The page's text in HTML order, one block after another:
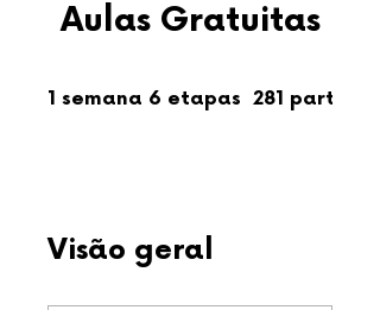
Aulas Gratuitas
1 semana 6 etapas 281
Visão geral